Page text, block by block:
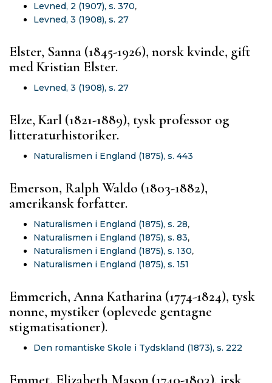
Levned, 2 (1907), s. 370,
Levned, 3 (1908), s. 27
Elster, Sanna (1845-1926), norsk kvinde, gift
med Kristian Elster.
Levned, 3 (1908), s. 27
Elze, Karl (1821-1889), tysk professor og
litteraturhistoriker.
Naturalismen i England (1875), s. 443
Emerson, Ralph Waldo (1803-1882),
amerikansk forfatter.
Naturalismen i England (1875), s. 28,
Naturalismen i England (1875), s. 83,
Naturalismen i England (1875), s. 130,
Naturalismen i England (1875), s. 151
Emmerich, Anna Katharina (1774-1824), tysk
nonne, mystiker (oplevede gentagne
stigmatisationer).
Den romantiske Skole i Tydskland (1873), s. 222